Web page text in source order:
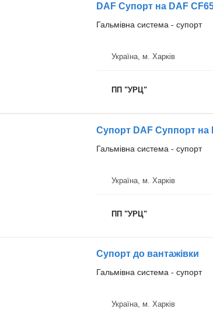
DAF Супорт на DAF
Гальмівна система - супорт
Україна, м. Харків
ПП "УРЦ"
Супорт DAF Суппорт на
Гальмівна система - супорт
Україна, м. Харків
ПП "УРЦ"
Супорт до вантажівки
Гальмівна система - супорт
Україна, м. Харків